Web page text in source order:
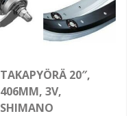
TAKAPYÖRÄ 20″,
406MM, 3V,
SHIMANO